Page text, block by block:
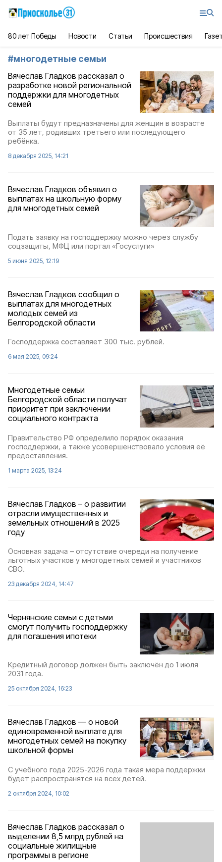
80 лет Победы Новости Статьи Происшествия
#многодетные семьи
Вячеслав Гладков рассказал о
разработке новой региональной
поддержки для многодетных
семей
Выплаты будут предназначены для женщин в возрасте
от 35 лет, родивших третьего или последующего
ребёнка.
8 декабря 2025, 14:21
Вячеслав Гладков объявил о
выплатах на школьную форму
для многодетных семей
Подать заявку на господдержку можно через службу
соцзащиты, МФЦ или портал «Госуслуги»
5 июня 2025, 12:19
Вячеслав Гладков сообщил о
выплатах для многодетных
молодых семей из
Белгородской области
Господдержка составляет 300 тыс. рублей.
6 мая 2025, 09:24
Многодетные семьи
Белгородской области получат
приоритет при заключении
социального контракта
Правительство РФ определило порядок оказания
господдержки, а также усовершенствовало условия её
предоставления.
1 марта 2025, 13:24
Вячеслав Гладков – о развитии
отрасли имущественных и
земельных отношений в 2025
году
Основная задача – отсутствие очереди на получение
льготных участков у многодетных семей и участников
СВО.
23 декабря 2024, 14:47
Чернянские семьи с детьми
смогут получить господдержку
для погашения ипотеки
Кредитный договор должен быть заключён до 1 июля
2031 года.
25 октября 2024, 16:23
Вячеслав Гладков — о новой
единовременной выплате для
многодетных семей на покупку
школьной формы
С учебного года 2025-2026 года такая мера поддержки
будет распространятся на всех детей.
2 октября 2024, 10:02
Вячеслав Гладков рассказал о
выделении 8,5 млрд рублей на
социальные жилищные
программы в регионе